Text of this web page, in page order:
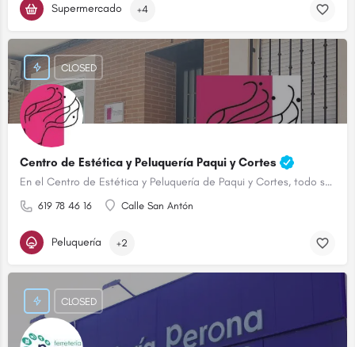
Supermercado +4
Centro de Estética y Peluquería Paqui y Cortes
En el Centro de Estética y Peluquería de Paqui y Cortes, todo son ventajas.
619 78 46 16 Calle San Antón
CLOSED
Peluquería +2
CLOSED